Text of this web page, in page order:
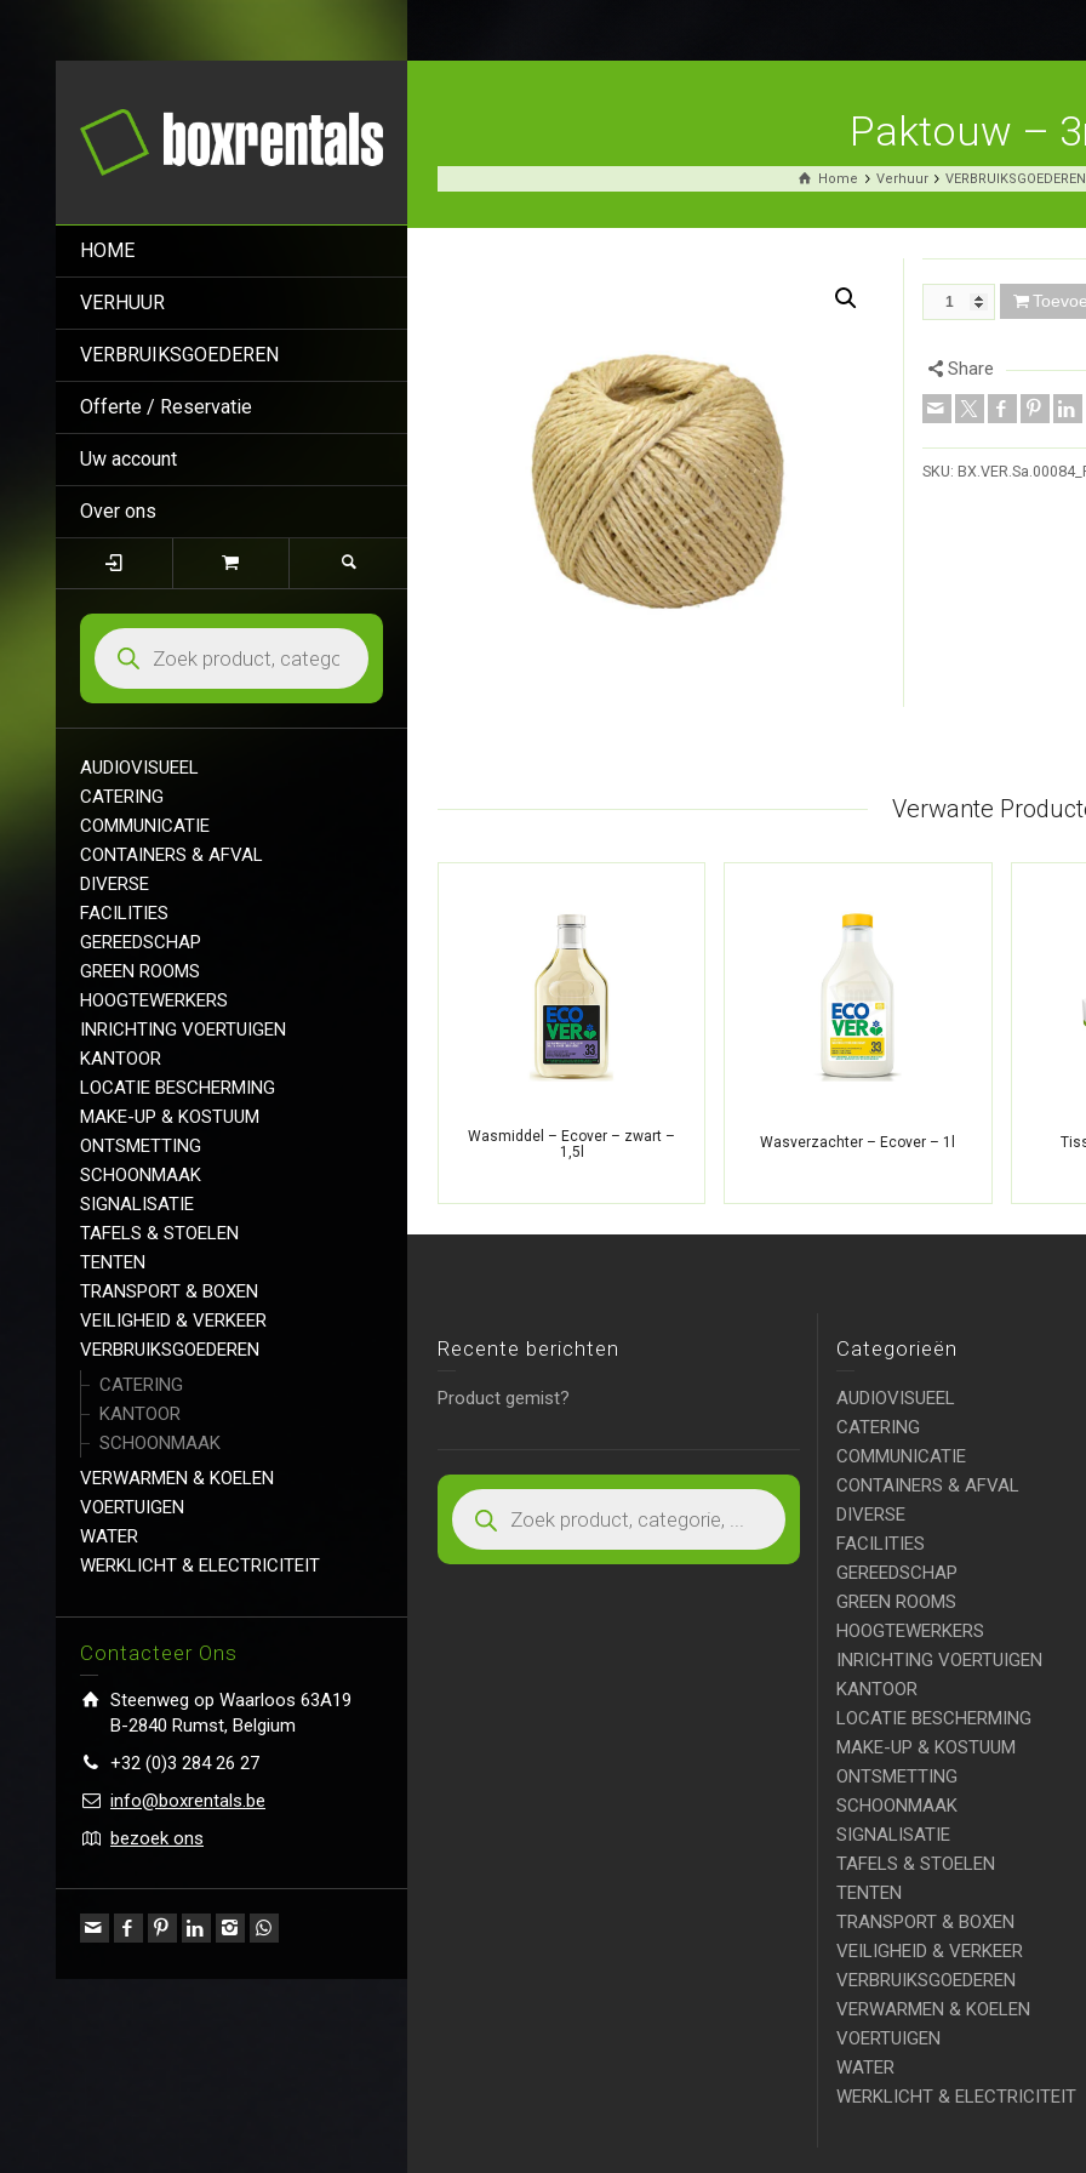
HOME
VERHUUR
VERBRUIKSGOEDEREN
Offerte / Reservatie
Uw account
Over ons
AUDIOVISUEEL
CATERING
COMMUNICATIE
CONTAINERS & AFVAL
DIVERSE
FACILITIES
GEREEDSCHAP
GREEN ROOMS
HOOGTEWERKERS
INRICHTING VOERTUIGEN
KANTOOR
LOCATIE BESCHERMING
MAKE-UP & KOSTUUM
ONTSMETTING
SCHOONMAAK
SIGNALISATIE
TAFELS & STOELEN
TENTEN
TRANSPORT & BOXEN
VEILIGHEID & VERKEER
VERBRUIKSGOEDEREN
CATERING
KANTOOR
SCHOONMAAK
VERWARMEN & KOELEN
VOERTUIGEN
WATER
WERKLICHT & ELECTRICITEIT
Contacteer Ons
Steenweg op Waarloos 63A19
B-2840 Rumst, Belgium
+32 (0)3 284 26 27
info@boxrentals.be
bezoek ons
Paktouw –
Home Verhuur VERBRUIKSGOEDEREN
Share
SKU:
Verwante
Wasmiddel – Ecover – zwart –
1,5l
Wasverzachter – Ecover – 1l
Recente berichten
Product gemist?
Categorieën
AUDIOVISUEEL
CATERING
COMMUNICATIE
CONTAINERS & AFVAL
DIVERSE
FACILITIES
GEREEDSCHAP
GREEN ROOMS
HOOGTEWERKERS
INRICHTING VOERTUIGEN
KANTOOR
LOCATIE BESCHERMING
MAKE-UP & KOSTUUM
ONTSMETTING
SCHOONMAAK
SIGNALISATIE
TAFELS & STOELEN
TENTEN
TRANSPORT & BOXEN
VEILIGHEID & VERKEER
VERBRUIKSGOEDEREN
VERWARMEN & KOELEN
VOERTUIGEN
WATER
WERKLICHT & ELECTRICITEIT